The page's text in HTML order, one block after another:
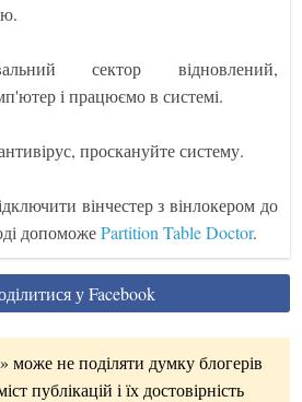
сектор відновлений,
і працюємо в системі.
проскануйте систему.
вінчестер з вінлокером до
допоможеPartition Table Doctor.
у Facebook
може не поділяти думку блогерів
публікацій і їх достовірність